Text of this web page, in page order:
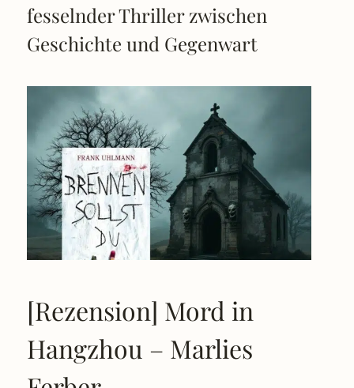
fesselnder Thriller zwischen
Geschichte und Gegenwart
[Rezension] Mord in
Hangzhou – Marlies